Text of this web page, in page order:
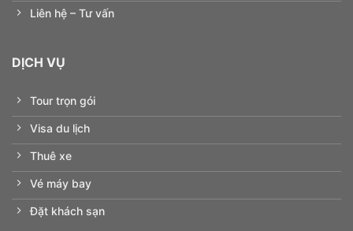
Liên hệ – Tư vấn
DỊCH VỤ
Tour trọn gói
Visa du lịch
Thuê xe
Vé máy bay
Đặt khách sạn